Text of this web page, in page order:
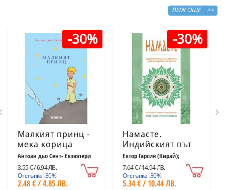
ВИЖ ОЩЕ >>
-30%
Малкият принц -
мека корица
светлосиня
Антоан дьо Сент- Екзюпери
3.55 € / 6.94 ЛВ.
Отстъпка -30%
2.48 € / 4.85 ЛВ.
-30%
Намасте.
Индийският път
към щастието,
удовлетворението
и успеха
Ектор Гарсия (Кирай);
7.64 € / 14.94 ЛВ.
Отстъпка -30%
5.34 € / 10.44 ЛВ.